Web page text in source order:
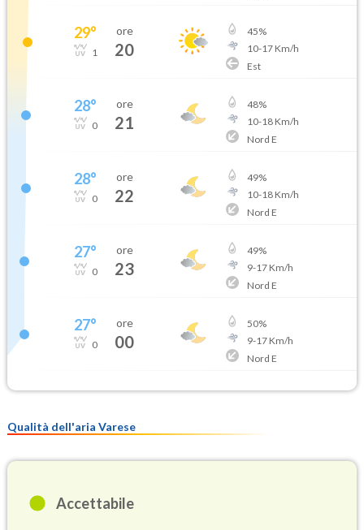
29°
1
ore
20
45%
10-17Km/h
Est
28°
0
ore
21
48%
10-18Km/h
Nord E
28°
0
ore
22
49%
10-18Km/h
Nord E
27°
0
ore
23
49%
9-17Km/h
Nord E
27°
0
ore
00
50%
9-17Km/h
Nord E
Qualità dell'aria Varese
Accettabile